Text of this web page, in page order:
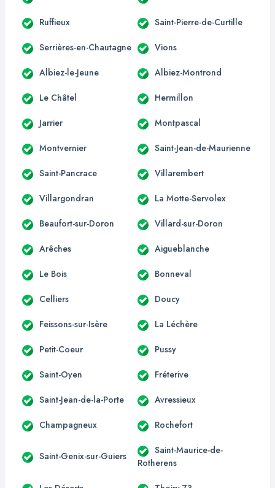
Ruffieux Saint-Pierre-de-Curtille
Serrières-en-Chautagne Vions
Albiez-le-Jeune Albiez-Montrond
Le Châtel Hermillon
Jarrier Montpascal
Montvernier Saint-Jean-de-Maurienne
Saint-Pancrace Villarembert
Villargondran La Motte-Servolex
Beaufort-sur-Doron Villard-sur-Doron
Arêches Aigueblanche
Le Bois Bonneval
Celliers Doucy
Feissons-sur-Isère La Léchère
Petit-Coeur Pussy
Saint-Oyen Fréterive
Saint-Jean-de-la-Porte Avressieux
Champagneux Rochefort
Saint-Genix-sur-Guiers
Saint-Maurice-de-
Rotherens